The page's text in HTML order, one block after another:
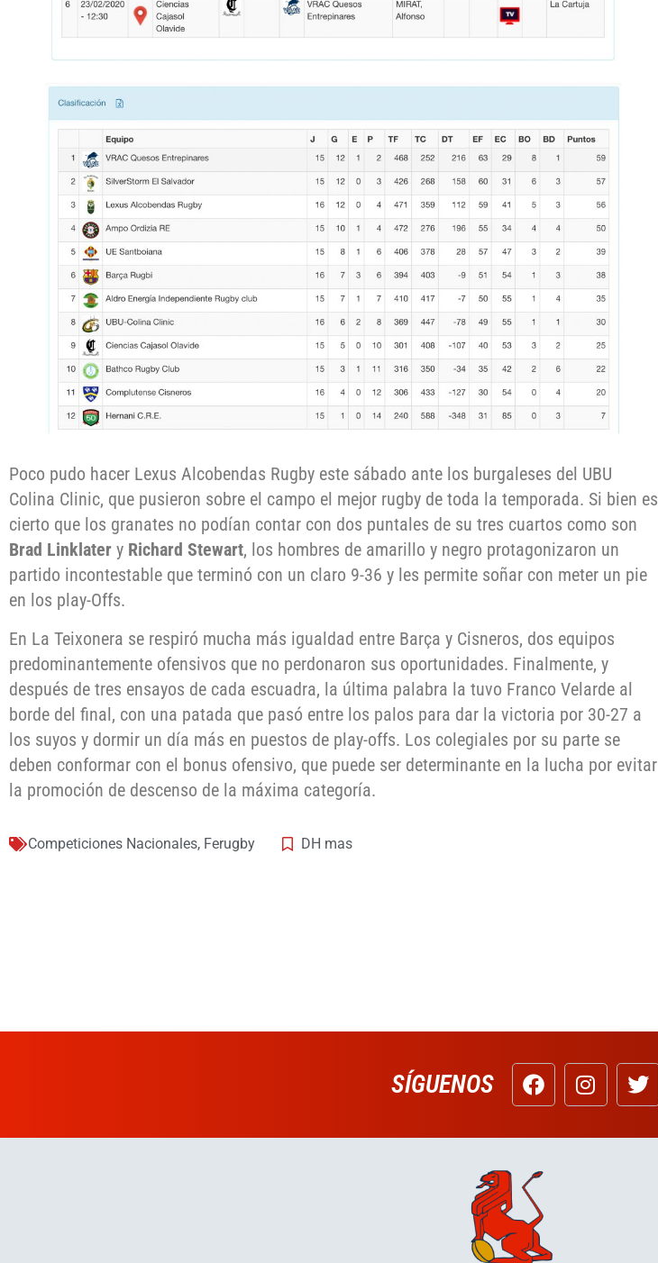
Poco pudo hacer Lexus Alcobendas Rugby este sábado ante los burgaleses del UBU
Colina Clinic, que pusieron sobre el campo el mejor rugby de toda la temporada. Si bien es
cierto que los granates no podían contar con dos puntales de su tres cuartos como son
Brad Linklater y Richard Stewart, los hombres de amarillo y negro protagonizaron un
partido incontestable que terminó con un claro 9-36 y les permite soñar con meter un pie
en los play-Offs.
En La Teixonera se respiró mucha más igualdad entre Barça y Cisneros, dos equipos
predominantemente ofensivos que no perdonaron sus oportunidades. Finalmente, y
después de tres ensayos de cada escuadra, la última palabra la tuvo Franco Velarde al
borde del final, con una patada que pasó entre los palos para dar la victoria por 30-27 a
los suyos y dormir un día más en puestos de play-offs. Los colegiales por su parte se
deben conformar con el bonus ofensivo, que puede ser determinante en la lucha por evitar
la promoción de descenso de la máxima categoría.
Competiciones Nacionales, Ferugby DH mas
SÍGUENOS